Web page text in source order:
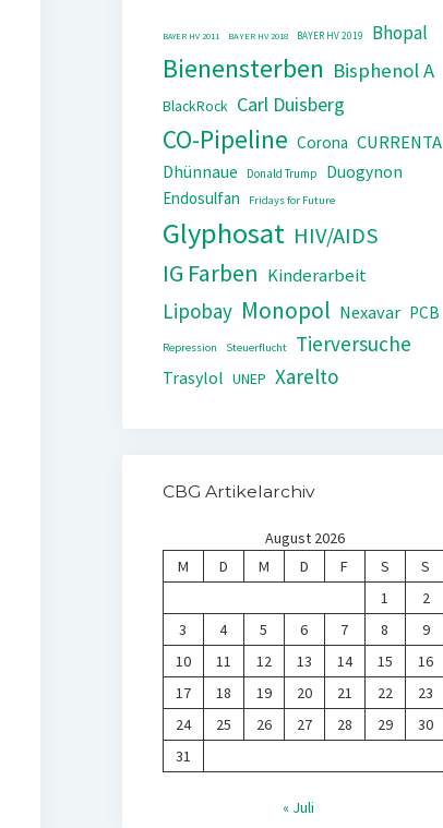
BAYER HV 2011 BAYER HV 2018 BAYER HV 2019 Bhopal
Bienensterben Bisphenol A
BlackRock Carl Duisberg
CO-Pipeline Corona CURRENTA
Dhünnaue Donald Trump
Duogynon
Endosulfan
Fridays for Future
Glyphosat HIV/AIDS
IG Farben Kinderarbeit
Lipobay Monopol Nexavar PCB
Repression Steuerflucht Tierversuche
Trasylol UNEP Xarelto
CBG Artikelarchiv
August 2026
M
D M D F S
S
1
2
3
4 5 6 7 8
9
10
11 12 13 14 15
16
17
18 19 20 21 22
23
24
25 26 27 28 29
30
31
« Juli